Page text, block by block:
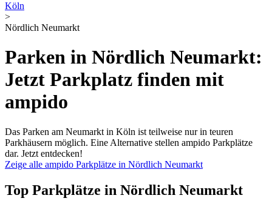
Köln
>
Nördlich Neumarkt
Parken in Nördlich Neumarkt:
Jetzt Parkplatz finden mit
ampido
Das Parken am Neumarkt in Köln ist teilweise nur in teuren
Parkhäusern möglich. Eine Alternative stellen ampido Parkplätze
dar. Jetzt entdecken!
Zeige alle ampido Parkplätze in Nördlich Neumarkt
Top Parkplätze in Nördlich Neumarkt